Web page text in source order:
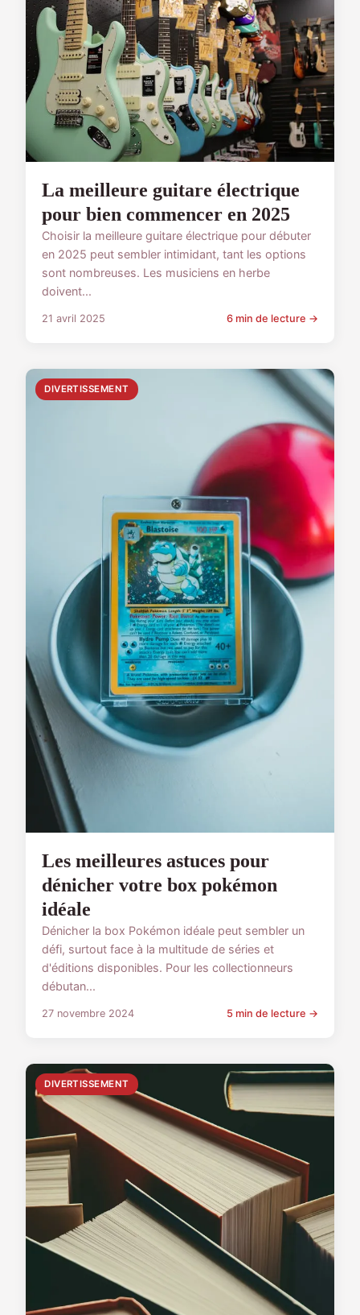
La meilleure guitare électrique
pour bien commencer en 2025
Choisir la meilleure guitare électrique pour débuter
en 2025 peut sembler intimidant, tant les options
sont nombreuses. Les musiciens en herbe
doivent...
21 avril 2025 6 min de lecture →
DIVERTISSEMENT
Les meilleures astuces pour
dénicher votre box pokémon
idéale
Dénicher la box Pokémon idéale peut sembler un
défi, surtout face à la multitude de séries et
d'éditions disponibles. Pour les collectionneurs
débutan...
27 novembre 2024 5 min de lecture →
DIVERTISSEMENT